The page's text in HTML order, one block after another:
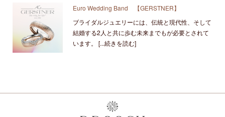
Euro Wedding Band 【GERSTNER】
ブライダルジュエリーには、伝統と現代性、そして
結婚する2人と共に歩む未来までもが必要とされて
います。 [...続きを読む]